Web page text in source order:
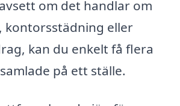
om det handlar om
kontorsstädning eller
kan du enkelt få flera
på ett ställe.